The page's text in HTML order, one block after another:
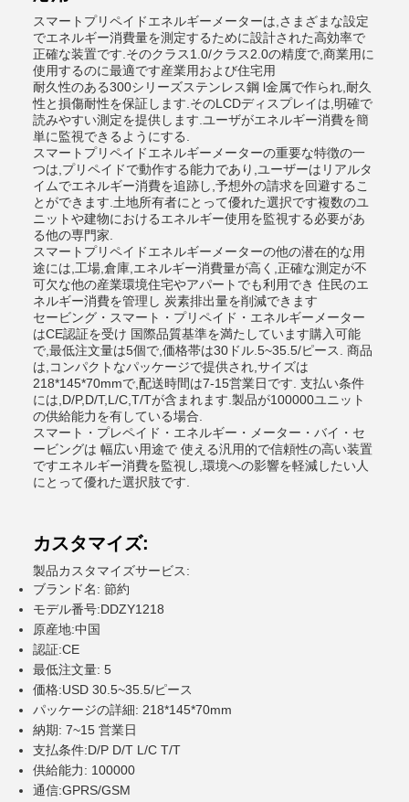
スマートプリペイドエネルギーメーターは,さまざまな設定
でエネルギー消費量を測定するために設計された高効率で
正確な装置です.そのクラス1.0/クラス2.0の精度で,商業用に
使用するのに最適です産業用および住宅用
耐久性のある300シリーズステンレス鋼 l金属で作られ,耐久
性と損傷耐性を保証します.そのLCDディスプレイは,明確で
読みやすい測定を提供します.ユーザがエネルギー消費を簡
単に監視できるようにする.
スマートプリペイドエネルギーメーターの重要な特徴の一
つは,プリペイドで動作する能力であり,ユーザーはリアルタ
イムでエネルギー消費を追跡し,予想外の請求を回避するこ
とができます.土地所有者にとって優れた選択です複数のユ
ニットや建物におけるエネルギー使用を監視する必要があ
る他の専門家.
スマートプリペイドエネルギーメーターの他の潜在的な用
途には,工場,倉庫,エネルギー消費量が高く,正確な測定が不
可欠な他の産業環境住宅やアパートでも利用でき 住民のエ
ネルギー消費を管理し 炭素排出量を削減できます
セービング・スマート・プリペイド・エネルギーメーター
はCE認証を受け 国際品質基準を満たしています購入可能
で,最低注文量は5個で,価格帯は30ドル.5~35.5/ピース. 商品
は,コンパクトなパッケージで提供され,サイズは
218*145*70mmで,配送時間は7-15営業日です. 支払い条件
には,D/P,D/T,L/C,T/Tが含まれます.製品が100000ユニット
の供給能力を有している場合.
スマート・プレペイド・エネルギー・メーター・バイ・セ
ービングは 幅広い用途で 使える汎用的で信頼性の高い装置
ですエネルギー消費を監視し,環境への影響を軽減したい人
にとって優れた選択肢です.
カスタマイズ:
製品カスタマイズサービス:
ブランド名: 節約
モデル番号:DDZY1218
原産地:中国
認証:CE
最低注文量: 5
価格:USD 30.5~35.5/ピース
パッケージの詳細: 218*145*70mm
納期: 7~15 営業日
支払条件:D/P D/T L/C T/T
供給能力: 100000
通信:GPRS/GSM